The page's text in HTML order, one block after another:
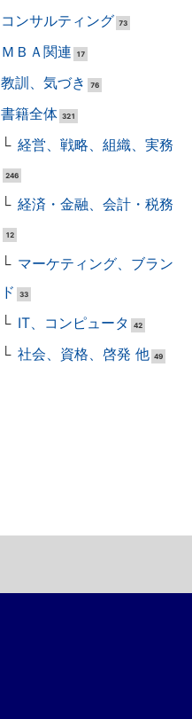
コンサルティング 73
ＭＢＡ関連 17
教訓、気づき 76
書籍全体 321
経営、戦略、組織、実務
246
経済・金融、会計・税務
12
マーケティング、ブラン
ド
33
IT、コンピュータ 42
社会、資格、啓発 他 49